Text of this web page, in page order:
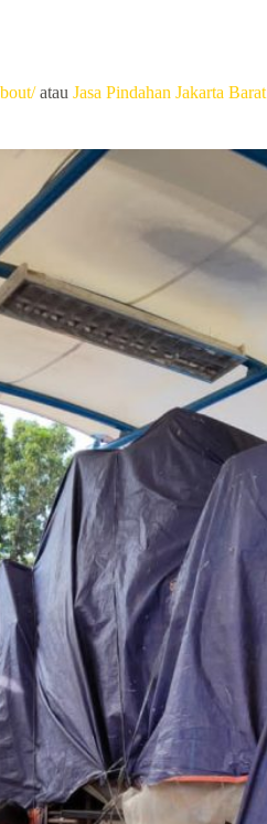
atau Jasa Pindahan Jakarta Barat